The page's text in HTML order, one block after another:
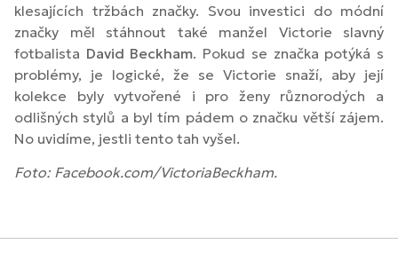
klesajících tržbách značky. Svou investici do módní
značky měl stáhnout také manžel Victorie slavný
fotbalista David Beckham. Pokud se značka potýká s
problémy, je logické, že se Victorie snaží, aby její
kolekce byly vytvořené i pro ženy různorodých a
odlišných stylů a byl tím pádem o značku větší zájem.
No uvidíme, jestli tento tah vyšel.
Foto: Facebook.com/VictoriaBeckham.